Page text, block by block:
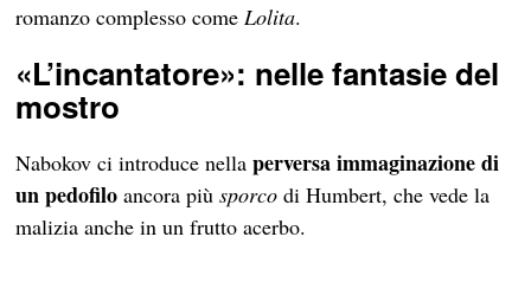
romanzo complesso comeLolita.
«L’incantatore»: nelle fantasie del
mostro
Nabokov ci introduce nellaperversa immaginazione di
un pedofilo ancora piùsporcodi Humbert, che vede la
malizia anche in un frutto acerbo.